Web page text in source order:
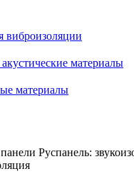
виброизоляции
материалы
материалы
Руспанель: